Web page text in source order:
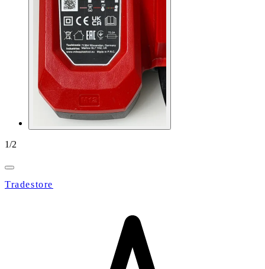
1/2
Tradestore